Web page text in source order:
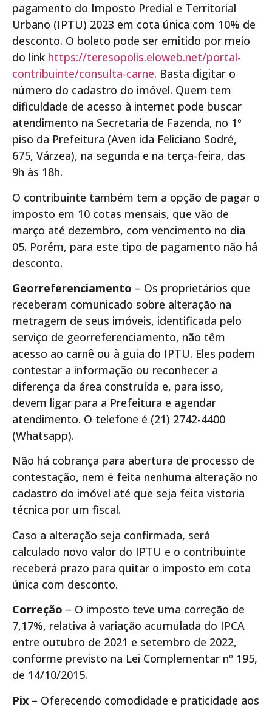
pagamento do Imposto Predial e Territorial
Urbano (IPTU) 2023 em cota única com 10% de
desconto. O boleto pode ser emitido por meio
do link https://teresopolis.eloweb.net/portal-
contribuinte/consulta-carne. Basta digitar o
número do cadastro do imóvel. Quem tem
dificuldade de acesso à internet pode buscar
atendimento na Secretaria de Fazenda, no 1º
piso da Prefeitura (Aven ida Feliciano Sodré,
675, Várzea), na segunda e na terça-feira, das
9h às 18h.
O contribuinte também tem a opção de pagar o
imposto em 10 cotas mensais, que vão de
março até dezembro, com vencimento no dia
05. Porém, para este tipo de pagamento não há
desconto.
Georreferenciamento – Os proprietários que
receberam comunicado sobre alteração na
metragem de seus imóveis, identificada pelo
serviço de georreferenciamento, não têm
acesso ao carnê ou à guia do IPTU. Eles podem
contestar a informação ou reconhecer a
diferença da área construída e, para isso,
devem ligar para a Prefeitura e agendar
atendimento. O telefone é (21) 2742-4400
(Whatsapp).
Não há cobrança para abertura de processo de
contestação, nem é feita nenhuma alteração no
cadastro do imóvel até que seja feita vistoria
técnica por um fiscal.
Caso a alteração seja confirmada, será
calculado novo valor do IPTU e o contribuinte
receberá prazo para quitar o imposto em cota
única com desconto.
Correção – O imposto teve uma correção de
7,17%, relativa à variação acumulada do IPCA
entre outubro de 2021 e setembro de 2022,
conforme previsto na Lei Complementar nº 195,
de 14/10/2015.
Pix – Oferecendo comodidade e praticidade aos